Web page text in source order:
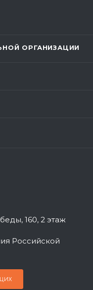
ОРГАНИЗАЦИИ
160, 2 этаж
Российской